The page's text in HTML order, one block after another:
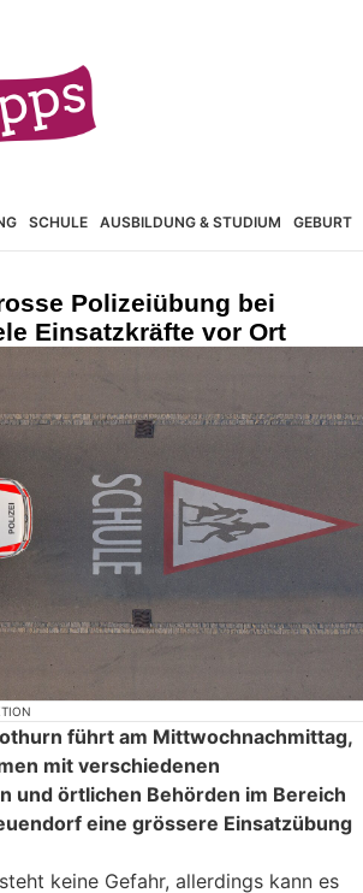
SCHULE AUSBILDUNG & STUDIUM GEBURT
Polizeiübung bei
Einsatzkräfte vor Ort
führt am Mittwochnachmittag,
mit verschiedenen
und örtlichen Behörden im Bereich
eine grössere Einsatzübung
keine Gefahr, allerdings kann es